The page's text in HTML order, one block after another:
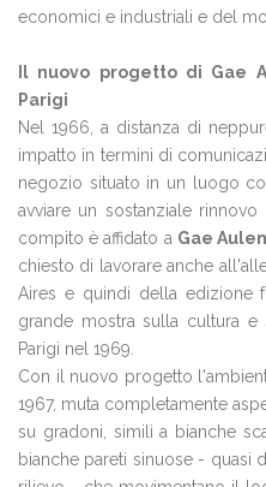
economici e industriali e del
Il nuovo progetto di Gae
Parigi
Nel 1966, a distanza di
impatto in termini di
negozio situato in un luogo
avviare un sostanziale
compito è affidato a Gae
chiesto di lavorare anche
Aires e quindi della edizione
grande mostra sulla cultura
Parigi nel 1969.
Con il nuovo progetto
1967, muta completamente
su gradoni, simili a bianche
bianche pareti sinuose -